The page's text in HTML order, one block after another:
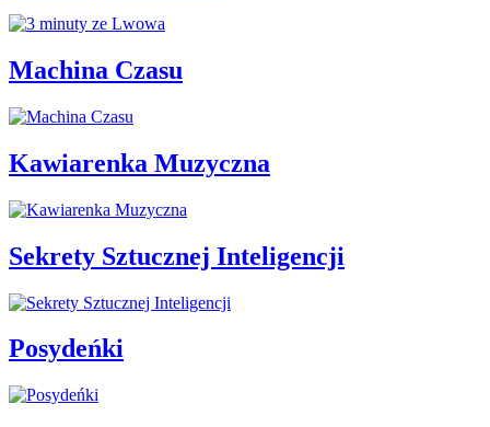
Machina Czasu
Kawiarenka Muzyczna
Sekrety Sztucznej Inteligencji
Posydeńki